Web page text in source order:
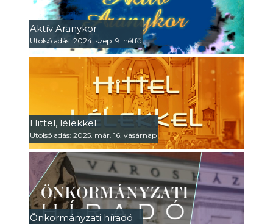
Aktív Aranykor
Utolsó adás: 2024. szep. 9. hétfő
Hittel, lélekkel
Utolsó adás: 2025. már. 16. vasárnap
Önkormányzati híradó